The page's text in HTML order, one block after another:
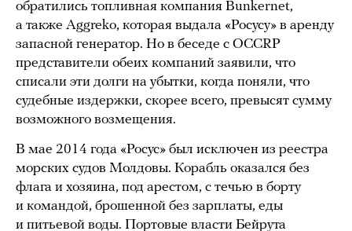
обратились топливная компания Bunkernet,
а также Aggreko, которая выдала «Росусу» в аренду
запасной генератор. Но в беседе с OCCRP
представители обеих компаний заявили, что
списали эти долги на убытки, когда поняли, что
судебные издержки, скорее всего, превысят сумму
возможного возмещения.
В мае 2014 года «Росус» был исключен из реестра
морских судов Молдовы. Корабль оказался без
флага и хозяина, под арестом, с течью в борту
и командой, брошенной без зарплаты, еды
и питьевой воды. Портовые власти Бейрута